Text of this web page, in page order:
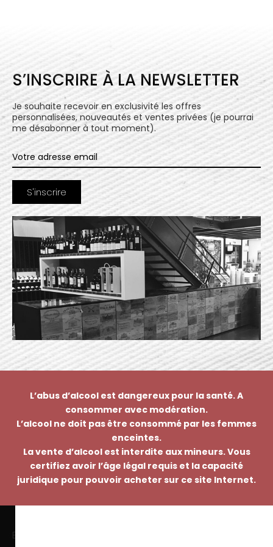
S’INSCRIRE À LA NEWSLETTER
Je souhaite recevoir en exclusivité les offres
personnalisées, nouveautés et ventes privées (je pourrai
me désabonner à tout moment).
L’abus d’alcool est dangereux pour la santé. A
consommer avec modération.
L’alcool ne doit pas être consommé par les femmes
enceintes.
La vente d’alcool est interdite aux mineurs. Vous
certifiez avoir l’âge légal requis et la capacité
juridique pour pouvoir acheter sur ce site Internet.
EMMANUEL NASTI